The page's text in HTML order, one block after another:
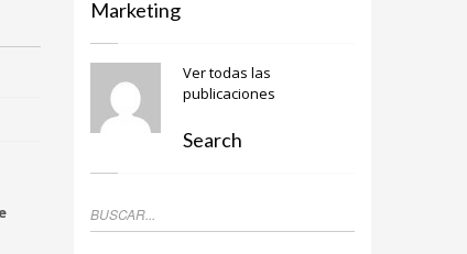
Marketing
Ver todas las
publicaciones
Search